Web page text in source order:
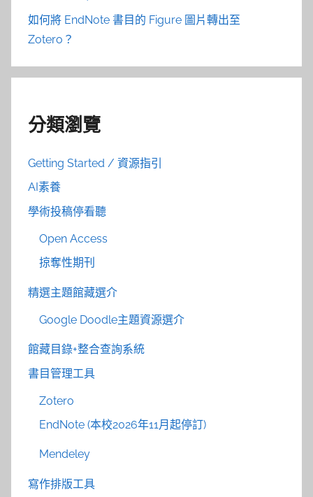
如何將 EndNote 書目的 Figure 圖片轉出至
Zotero？
分類瀏覽
Getting Started / 資源指引
AI素養
學術投稿停看聽
Open Access
掠奪性期刊
精選主題館藏選介
Google Doodle主題資源選介
館藏目錄+整合查詢系統
書目管理工具
Zotero
EndNote (本校2026年11月起停訂)
Mendeley
寫作排版工具